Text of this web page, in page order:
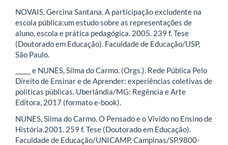
NOVAIS, Gercina Santana. A participação excludente na
escola pública:um estudo sobre as representações de
aluno, escola e prática pedagógica. 2005. 239 f. Tese
(Doutorado em Educação). Faculdade de Educação/USP,
São Paulo.
_____ e NUNES, Silma do Carmo. (Orgs.). Rede Pública Pelo
Direito de Ensinar e de Aprender: experiências coletivas de
políticas públicas. Uberlândia/MG: Regência e Arte
Editora, 2017 (formato e-book).
NUNES, Silma do Carmo. O Pensado e o Vivido no Ensino de
História.2001. 259 f. Tese (Doutorado em Educação).
Faculdade de Educação/UNICAMP, Campinas/SP.9800-